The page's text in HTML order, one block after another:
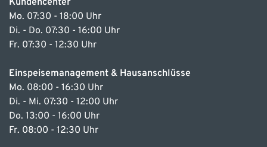
Mo. 07:30 - 18:00 Uhr
Di. - Do. 07:30 - 16:00 Uhr
Fr. 07:30 - 12:30 Uhr
Einspeisemanagement & Hausanschlüsse
Mo. 08:00 - 16:30 Uhr
Di. - Mi. 07:30 - 12:00 Uhr
Do. 13:00 - 16:00 Uhr
Fr. 08:00 - 12:30 Uhr